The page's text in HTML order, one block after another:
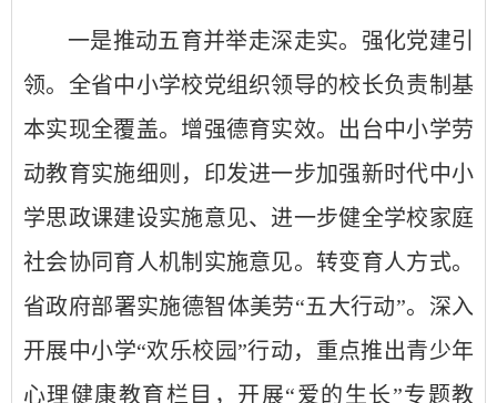
一是推动五育并举走深走实。强化党建引
领。全省中小学校党组织领导的校长负责制基
本实现全覆盖。增强德育实效。出台中小学劳
动教育实施细则，印发进一步加强新时代中小
学思政课建设实施意见、进一步健全学校家庭
社会协同育人机制实施意见。转变育人方式。
省政府部署实施德智体美劳“五大行动”。深入
开展中小学“欢乐校园”行动，重点推出青少年
心理健康教育栏目，开展“爱的生长”专题教